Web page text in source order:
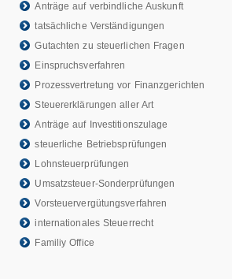
Anträge auf verbindliche Auskunft
tatsächliche Verständigungen
Gutachten zu steuerlichen Fragen
Einspruchsverfahren
Prozessvertretung vor Finanzgerichten
Steuererklärungen aller Art
Anträge auf Investitionszulage
steuerliche Betriebsprüfungen
Lohnsteuerprüfungen
Umsatzsteuer-Sonderprüfungen
Vorsteuervergütungsverfahren
internationales Steuerrecht
Familiy Office